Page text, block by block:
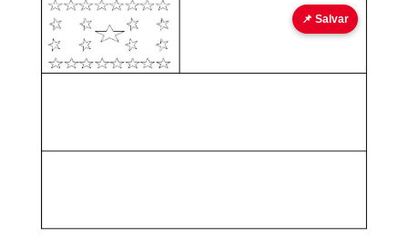
bandeira bandeira para colorir 📌 Salvar